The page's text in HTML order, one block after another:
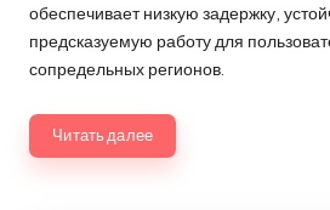
обеспечивает низкую задержку,
предсказуемую работу для
сопредельных регионов.
Читать далее